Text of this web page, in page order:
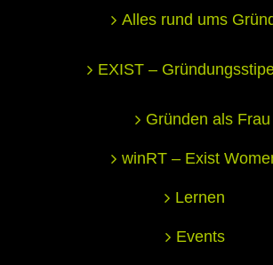
Alles rund ums
EXIST –
Gründen als Frau
winRT – Exist
Lernen
Events